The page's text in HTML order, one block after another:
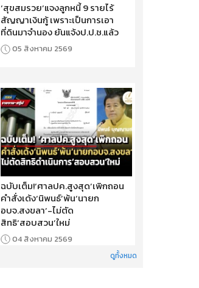
‘สุขสมรวย’แจงลูกหนี้ 9 รายไร้
สัญญาเงินกู้ เพราะเป็นการเอา
ที่ดินมาจำนอง ยันแจ้งป.ป.ช.แล้ว
05 สิงหาคม 2569
ฉบับเต็ม!‘ศาลปค.สูงสุด’เพิกถอน
คำสั่งเด้ง‘นิพนธ์’พ้น‘นายก
อบจ.สงขลา’-ไม่ตัด
สิทธิ‘สอบสวน’ใหม่
04 สิงหาคม 2569
ดูทั้งหมด